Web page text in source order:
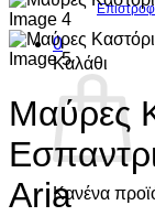
0
Καλάθι
Κανένα
Μαύρες
Aria